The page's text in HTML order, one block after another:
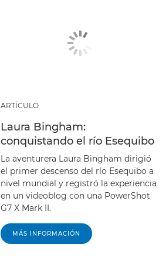
ARTÍCULO
Laura Bingham:
conquistando el río Esequibo
La aventurera Laura Bingham dirigió
el primer descenso del río Esequibo a
nivel mundial y registró la experiencia
en un videoblog con una PowerShot
G7 X Mark II.
MÁS INFORMACIÓN